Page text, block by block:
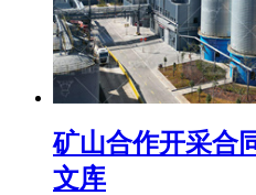
矿山合作开采合
文库